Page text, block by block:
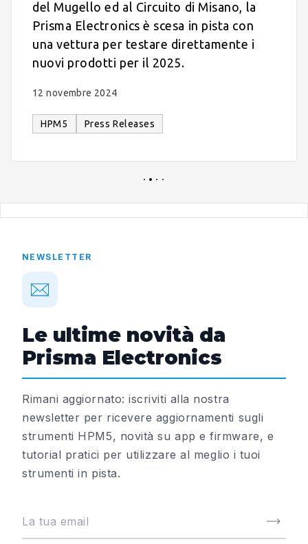
del Mugello ed al Circuito di Misano, la
Prisma Electronics è scesa in pista con
una vettura per testare direttamente i
nuovi prodotti per il 2025.
12 novembre 2024
HPM5 Press Releases
NEWSLETTER
Le ultime novità da
Prisma Electronics
Rimani aggiornato: iscriviti alla nostra
newsletter per ricevere aggiornamenti sugli
strumenti HPM5, novità su app e firmware, e
tutorial pratici per utilizzare al meglio i tuoi
strumenti in pista.